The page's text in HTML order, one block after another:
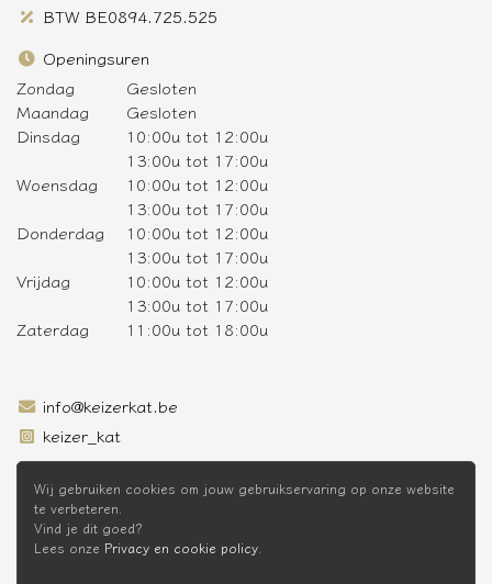
BTW BE0894.725.525
Openingsuren
Zondag
Gesloten
Maandag
Gesloten
Dinsdag
10:00u tot 12:00u
13:00u tot 17:00u
Woensdag
10:00u tot 12:00u
13:00u tot 17:00u
Donderdag
10:00u tot 12:00u
13:00u tot 17:00u
Vrijdag
10:00u tot 12:00u
13:00u tot 17:00u
Zaterdag
11:00u tot 18:00u
info@keizerkat.be
keizer_kat
SCHRIJF JE IN OP DE NIEUWSBRIEF
Wij gebruiken cookies om jouw gebruikservaring op onze website
te verbeteren.
Vind je dit goed?
Lees onze Privacy en cookie policy.